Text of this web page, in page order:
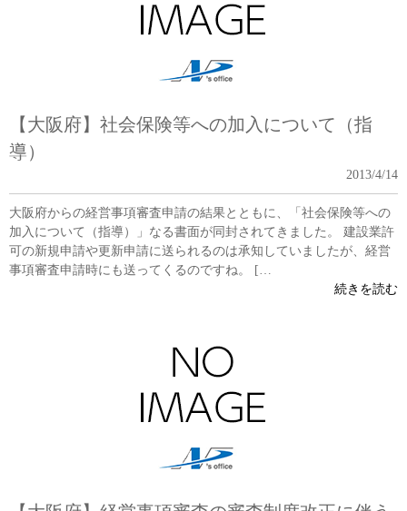
【大阪府】社会保険等への加入について（指
導）
2013/4/14
大阪府からの経営事項審査申請の結果とともに、「社会保険等への
加入について（指導）」なる書面が同封されてきました。 建設業許
可の新規申請や更新申請に送られるのは承知していましたが、経営
事項審査申請時にも送ってくるのですね。 […
続きを読む